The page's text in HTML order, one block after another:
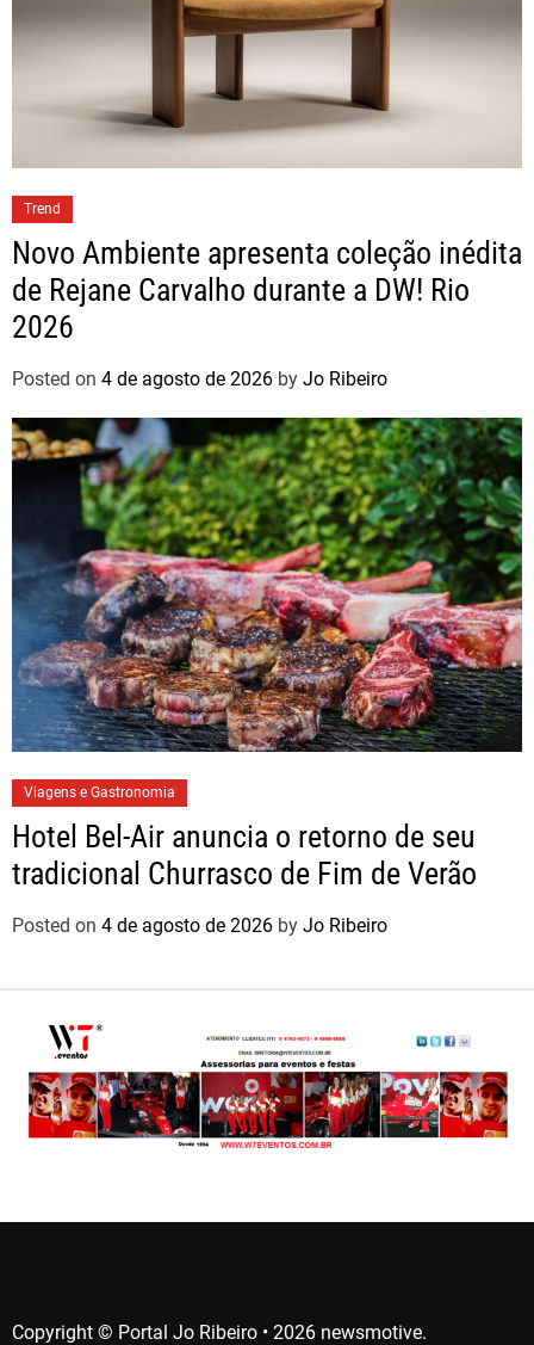
Trend
Novo Ambiente apresenta coleção inédita
de Rejane Carvalho durante a DW! Rio
2026
Posted on 4 de agosto de 2026 by Jo Ribeiro
Viagens e Gastronomia
Hotel Bel-Air anuncia o retorno de seu
tradicional Churrasco de Fim de Verão
Posted on 4 de agosto de 2026 by Jo Ribeiro
Copyright © Portal Jo Ribeiro • 2026 newsmotive.